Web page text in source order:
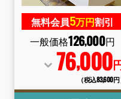
無料会員5万円割引
一般価格126,000円
76,000
（税込83,600円